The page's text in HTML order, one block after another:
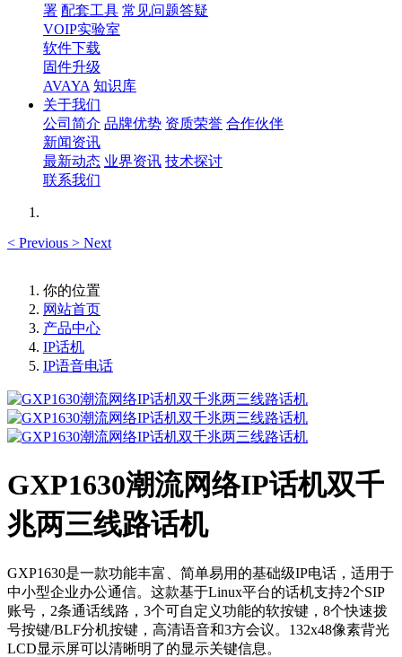
署 配套工具 常见问题答疑
VOIP实验室
软件下载
固件升级
AVAYA 知识库
关于我们
公司简介 品牌优势 资质荣誉 合作伙伴
新闻资讯
最新动态 业界资讯 技术探讨
联系我们
< Previous > Next
你的位置
网站首页
产品中心
IP话机
IP语音电话
GXP1630潮流网络IP话机双千
兆两三线路话机
GXP1630是一款功能丰富、简单易用的基础级IP电话，适用于
中小型企业办公通信。这款基于Linux平台的话机支持2个SIP
账号，2条通话线路，3个可自定义功能的软按键，8个快速拨
号按键/BLF分机按键，高清语音和3方会议。132x48像素背光
LCD显示屏可以清晰明了的显示关键信息。